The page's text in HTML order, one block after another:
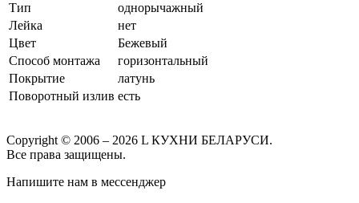
Тип
однорычажный
Лейка
нет
Цвет
Бежевый
Способ монтажа
горизонтальный
Покрытие
латунь
Поворотный излив есть
Copyright © 2006 – 2026 L КУХНИ БЕЛАРУСИ.
Все права защищены.
Напишите нам в мессенджер